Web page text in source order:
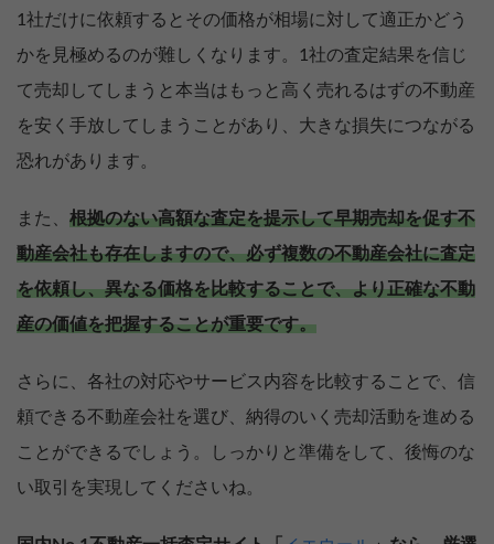
1社だけに依頼するとその価格が相場に対して適正かどう
かを見極めるのが難しくなります。1社の査定結果を信じ
て売却してしまうと本当はもっと高く売れるはずの不動産
を安く手放してしまうことがあり、大きな損失につながる
恐れがあります。
また、 根拠のない高額な査定を提示して早期売却を促す不
動産会社も存在しますので、必ず複数の不動産会社に査定
を依頼し、異なる価格を比較することで、より正確な不動
産の価値を把握することが重要です。
さらに、各社の対応やサービス内容を比較することで、信
頼できる不動産会社を選び、納得のいく売却活動を進める
ことができるでしょう。しっかりと準備をして、後悔のな
い取引を実現してくださいね。
売却を